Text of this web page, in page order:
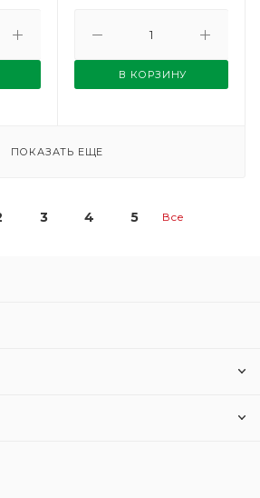
В КОРЗИНУ
ПОКАЗАТЬ ЕЩЕ
3 4 5 Все